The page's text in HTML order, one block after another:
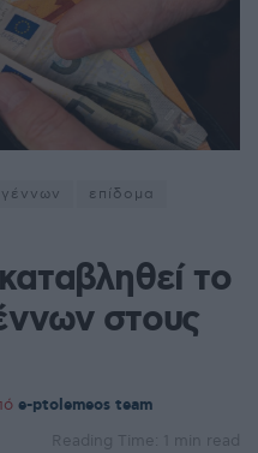
επίδομα
το
στους
e-ptolemeos team
Reading Time: 1 min read